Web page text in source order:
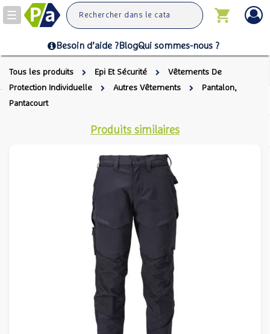
Toggle
navigation
Besoin d’aide ?BlogQui sommes-nous ?
Tous les produits Epi Et Sécurité
Vêtements De
Protection Individuelle
Autres Vêtements
Pantalon,
Pantacourt
Produits similaires